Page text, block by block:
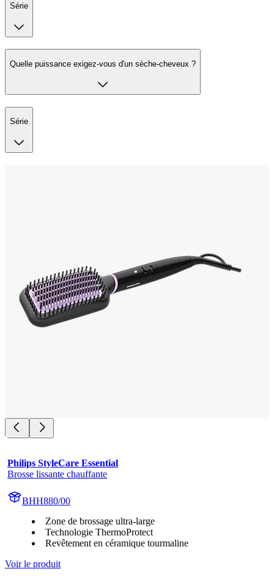
Série
Quelle puissance exigez-vous d'un sèche-cheveux ?
Série
Philips StyleCare Essential
Brosse lissante chauffante
BHH880/00
Zone de brossage ultra-large
Technologie ThermoProtect
Revêtement en céramique tourmaline
Voir le produit